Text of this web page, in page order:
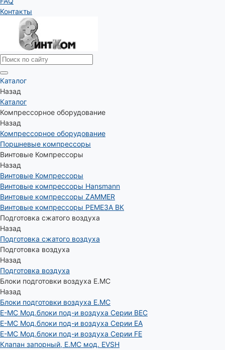
Контакты
Каталог
Назад
Каталог
Компрессорное оборудование
Назад
Компрессорное оборудование
Поршневые компрессоры
Винтовые Компрессоры
Назад
Винтовые Компрессоры
Винтовые компрессоры Hansmann
Винтовые компрессоры ZAMMER
Винтовые компрессоры РЕМЕЗА ВК
Подготовка сжатого воздуха
Назад
Подготовка сжатого воздуха
Подготовка воздуха
Назад
Подготовка воздуха
Блоки подготовки воздуха E.MC
Назад
Блоки подготовки воздуха E.MC
E-MC Мод.блоки под-и воздуха Серии BEC
E-MC Мод.блоки под-и воздуха Серии EA
E-MC Мод.блоки под-и воздуха Серии FE
Клапан запорный, E.MC мод. EVSH